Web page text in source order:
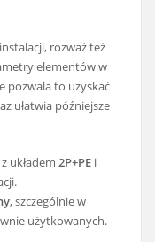
rozważ też
elementów w
pozwala to uzyskać
ułatwia późniejsze
układem 2P+PEi
, szczególnie w
użytkowanych.